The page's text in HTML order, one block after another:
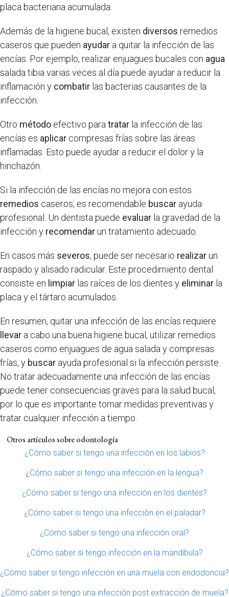
placa bacteriana acumulada.
Además de la higiene bucal, existen diversos remedios
caseros que pueden ayudar a quitar la infección de las
encías. Por ejemplo, realizar enjuagues bucales con agua
salada tibia varias veces al día puede ayudar a reducir la
inflamación y combatir las bacterias causantes de la
infección.
Otro método efectivo paratratar la infección de las
encías es aplicar compresas frías sobre las áreas
inflamadas. Esto puede ayudar a reducir el dolor y la
hinchazón.
Si la infección de las encías no mejora con estos
remedios caseros, es recomendable buscar ayuda
profesional. Un dentista puede evaluar la gravedad de la
infección y recomendarun tratamiento adecuado.
En casos más severos, puede ser necesario realizarun
raspado y alisado radicular. Este procedimiento dental
consiste en limpiar las raíces de los dientes y eliminar la
placa y el tártaro acumulados.
En resumen, quitar una infección de las encías requiere
llevar a cabo una buena higiene bucal, utilizar remedios
caseros como enjuagues de agua salada y compresas
frías, y buscar ayuda profesional si la infección persiste.
No tratar adecuadamente una infección de las encías
puede tener consecuencias graves para la salud bucal,
por lo que es importante tomar medidas preventivas y
tratar cualquier infección a tiempo.
Otros artículos sobre odontología
¿Cómo saber si tengo una infección en los labios?
¿Cómo saber si tengo una infección en la lengua?
¿Cómo saber si tengo una infección en los dientes?
¿Cómo saber si tengo una infección en el paladar?
¿Cómo saber si tengo una infección oral?
¿Cómo saber si tengo infección en la mandíbula?
¿Cómo saber si tengo infección en una muela con endodoncia?
¿Cómo saber si tengo una infección post extracción de muela?